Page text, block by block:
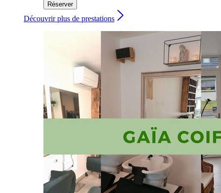
Réserver
Découvrir plus de prestations